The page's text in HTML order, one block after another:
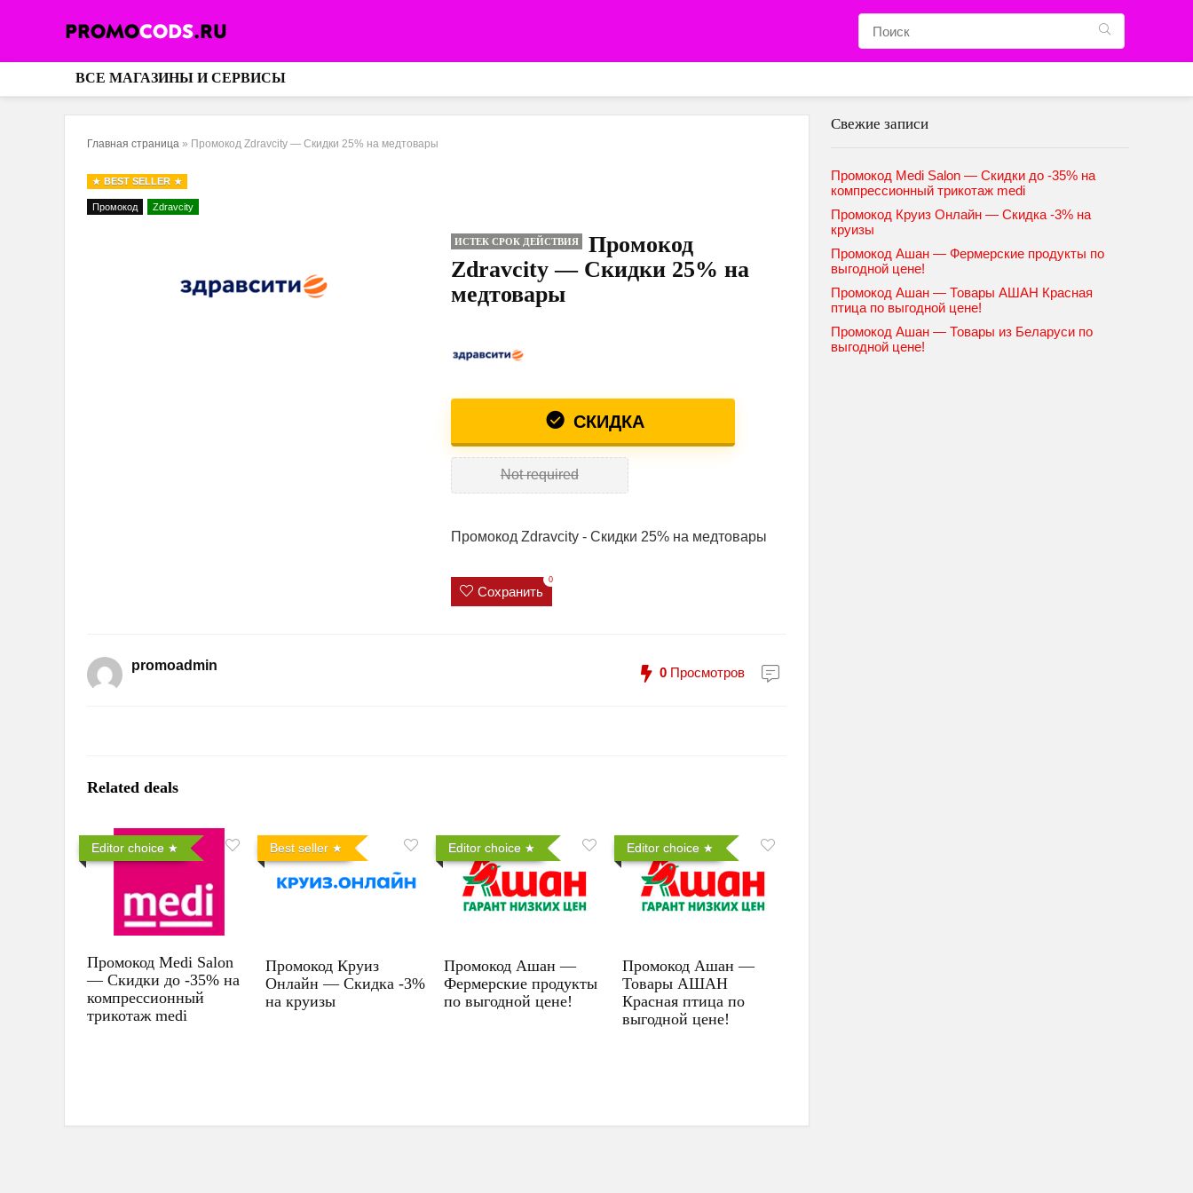
ВСЕ МАГАЗИНЫ И СЕРВИСЫ
Главная страница » Промокод Zdravcity — Скидки 25% на медтовары
BEST SELLER
Промокод Zdravcity
ИСТЕК СРОК ДЕЙСТВИЯ
Промокод
Zdravcity — Скидки 25% на
медтовары
СКИДКА
Not required
Промокод Zdravcity - Скидки 25% на медтовары
Сохранить
0
promoadmin 0 Просмотров
Related deals
Editor choice
Промокод Medi Salon
— Скидки до -35% на
компрессионный
трикотаж medi
Best seller
Промокод Круиз
Онлайн — Скидка -3%
на круизы
Editor choice
Промокод Ашан —
Фермерские продукты
по выгодной цене!
Editor choice
Промокод Ашан —
Товары АШАН
Красная птица по
выгодной цене!
Свежие записи
Промокод Medi Salon — Скидки до -35% на
компрессионный трикотаж medi
Промокод Круиз Онлайн — Скидка -3% на
круизы
Промокод Ашан — Фермерские продукты по
выгодной цене!
Промокод Ашан — Товары АШАН Красная
птица по выгодной цене!
Промокод Ашан — Товары из Беларуси по
выгодной цене!